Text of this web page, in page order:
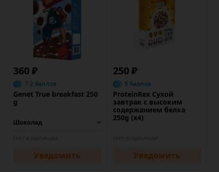
360 ₽
7.2 баллов
Genet True breakfast 250
g
Уведомить
250 ₽
5 баллов
ProteinRex Сухой
завтрак с высоким
содержанием белка
250g (х4)
Уведомить